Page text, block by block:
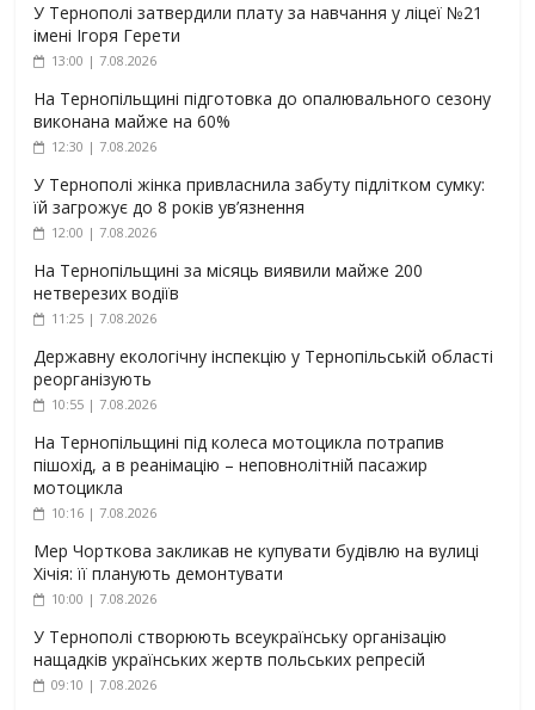
У Тернополі затвердили плату за навчання у ліцеї №21
імені Ігоря Герети
13:00 | 7.08.2026
На Тернопільщині підготовка до опалювального сезону
виконана майже на 60%
12:30 | 7.08.2026
У Тернополі жінка привласнила забуту підлітком сумку:
їй загрожує до 8 років ув’язнення
12:00 | 7.08.2026
На Тернопільщині за місяць виявили майже 200
нетверезих водіїв
11:25 | 7.08.2026
Державну екологічну інспекцію у Тернопільській області
реорганізують
10:55 | 7.08.2026
На Тернопільщині під колеса мотоцикла потрапив
пішохід, а в реанімацію – неповнолітній пасажир
мотоцикла
10:16 | 7.08.2026
Мер Чорткова закликав не купувати будівлю на вулиці
Хічія: її планують демонтувати
10:00 | 7.08.2026
У Тернополі створюють всеукраїнську організацію
нащадків українських жертв польських репресій
09:10 | 7.08.2026